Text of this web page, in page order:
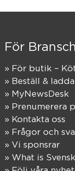
För Bransch
» För butik –
» Beställ &
» MyNewsDesk
» Prenumerera
» Kontakta oss
» Frågor och
» Vi sponsrar
» What is